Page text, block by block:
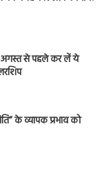
अगस्त से पहले कर लें ये
के व्यापक प्रभाव को